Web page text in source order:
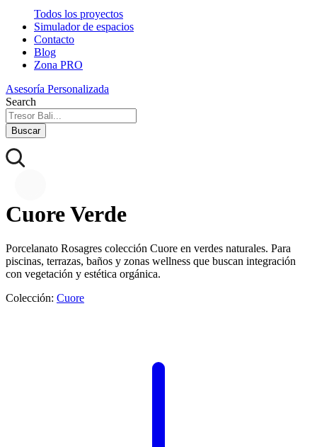
Todos los proyectos
Simulador de espacios
Contacto
Blog
Zona PRO
Asesoría Personalizada
Search
Buscar
Cuore Verde
Porcelanato Rosagres colección Cuore en verdes naturales. Para
piscinas, terrazas, baños y zonas wellness que buscan integración
con vegetación y estética orgánica.
Colección: Cuore